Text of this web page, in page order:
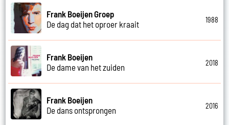
Frank Boeijen Groep
De dag dat het oproer kraait
1988
Frank Boeijen
De dame van het zuiden
2018
Frank Boeijen
De dans ontsprongen
2016